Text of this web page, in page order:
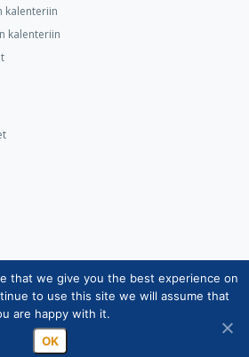
kalenteriin
kalenteriin
Rotarypalvelu ry 2026 |
tietosuojaseloste|Henkilötietojen
Rotarytoiminnassa
that we give you the best experience on
to use this site we will assume that
are happy with it.
OK